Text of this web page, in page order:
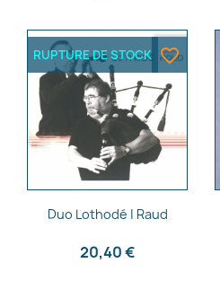
Aperçu rapide
Duo Lothodé | Raud
20,40 €
RUPTURE DE STOCK favorite_border